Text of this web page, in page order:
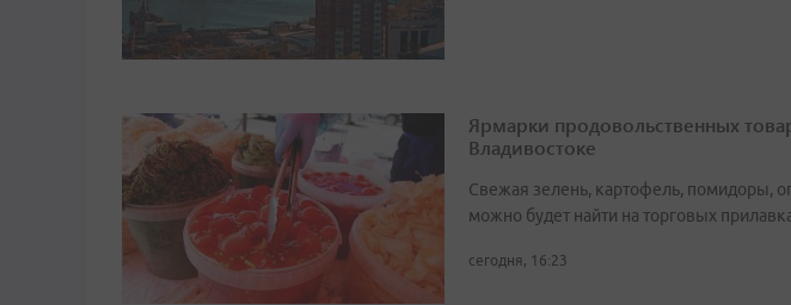
Ярмарки продовольственных
Владивостоке
Свежая зелень, картофель, помидоры,
можно будет найти на торговых
сегодня, 16:23